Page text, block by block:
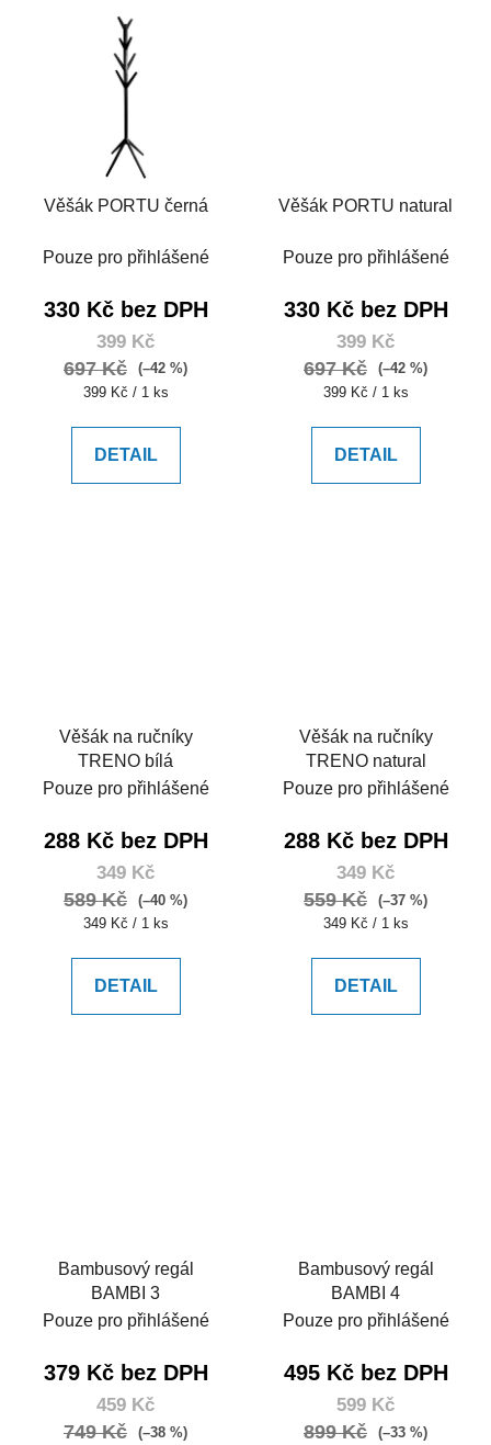
Věšák PORTU černá
Pouze pro přihlášené
330 Kč bez DPH
399 Kč
697 Kč
(–42 %)
Měrná
399 Kč / 1 ks
DETAIL
Věšák PORTU natural
Pouze pro přihlášené
330 Kč bez DPH
399 Kč
697 Kč
(–42 %)
Měrná
399 Kč / 1 ks
DETAIL
Věšák na ručníky
TRENO bílá
Pouze pro přihlášené
288 Kč bez DPH
349 Kč
589 Kč
(–40 %)
Měrná
349 Kč / 1 ks
DETAIL
Věšák na ručníky
TRENO natural
Pouze pro přihlášené
288 Kč bez DPH
349 Kč
559 Kč
(–37 %)
Měrná
349 Kč / 1 ks
DETAIL
Bambusový regál
BAMBI 3
Pouze pro přihlášené
379 Kč bez DPH
459 Kč
749 Kč
(–38 %)
Bambusový regál
BAMBI 4
Pouze pro přihlášené
495 Kč bez DPH
599 Kč
899 Kč
(–33 %)